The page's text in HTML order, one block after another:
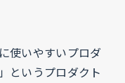
使いやすいプロダ
というプロダクト